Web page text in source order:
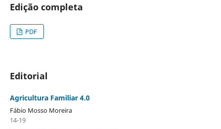
Edição completa
PDF
Editorial
Agricultura Familiar 4.0
Fábio Mosso Moreira
14-19